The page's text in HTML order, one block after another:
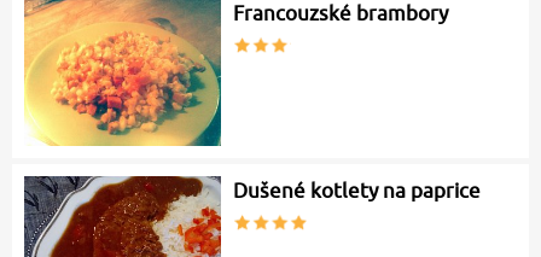
Francouzské brambory
Dušené kotlety na paprice